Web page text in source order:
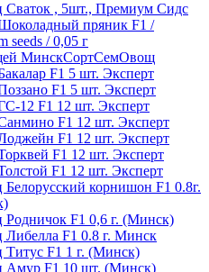
Сваток , 5шт., Премиум Сидс
пряник F1 /
seeds / 0,05 г
МинскСортСемОвощ
F1 5 шт. Эксперт
F1 5 шт. Эксперт
12 F1 12 шт. Эксперт
F1 12 шт. Эксперт
F1 12 шт. Эксперт
F1 12 шт. Эксперт
F1 12 шт. Эксперт
Белорусский корнишон F1 0.8г.
Родничок F1 0,6 г. (Минск)
Либелла F1 0.8 г. Минск
Титус F1 1 г. (Минск)
Амур F1 10 шт. (Минск)